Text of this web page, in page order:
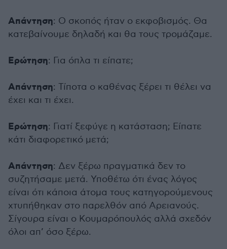
Απάντηση: Ο σκοπός ήταν ο εκφοβισμός. Θα
κατεβαίνουμε δηλαδή και θα τους τρομάζαμε.
Ερώτηση: Για όπλα τι είπατε;
Απάντηση: Τίποτα ο καθένας ξέρει τι θέλει να
έχει και τι έχει.
Ερώτηση: Γιατί ξεφύγε η κατάσταση; Είπατε
κάτι διαφορετικό μετά;
Απάντηση: Δεν ξέρω πραγματικά δεν το
συζητήσαμε μετά. Υποθέτω ότι ένας λόγος
είναι ότι κάποια άτομα τους κατηγορούμενους
χτυπήθηκαν στο παρελθόν από Αρειανούς.
Σίγουρα είναι ο Κουμαρόπουλός αλλά σχεδόν
όλοι απ’ όσο ξέρω.